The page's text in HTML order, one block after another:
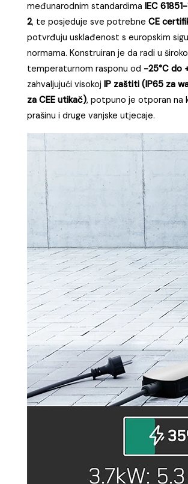
međunarodnim standardimaIEC 61851-
2, te posjeduje sve potrebneCE
potvrđuju usklađenost s europskim
normama. Konstruiran je da radi u
temperaturnom rasponu od -25°C do
zahvaljujući visokojIP zaštiti (IP65 za
za CEE utikač), potpuno je otporan na
prašinu i druge vanjske utjecaje.